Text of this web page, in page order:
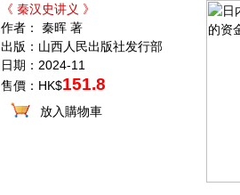
《 秦汉史讲义 》
作者： 秦晖 著
出版：山西人民出版社发行部
日期：2024-11
售價：HK$151.8
放入購物車